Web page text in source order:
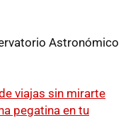
Astronómico
viajas sin mirarte
pegatina en tu